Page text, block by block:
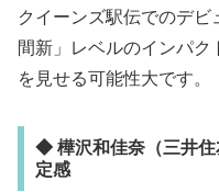
クイーンズ駅伝でのデ
間新」レベルのインパク
を見せる可能性大です。
◆ 樺沢和佳奈（三井
定感